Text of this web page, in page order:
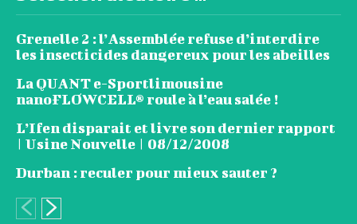
Grenelle 2 : l’Assemblée refuse d’interdire
les insecticides dangereux pour les abeilles
La QUANT e-Sportlimousine
nanoFLOWCELL® roule à l’eau salée !
L’Ifen disparait et livre son dernier rapport
| Usine Nouvelle | 08/12/2008
Durban : reculer pour mieux sauter ?